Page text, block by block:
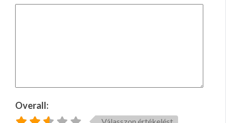
Overall:
Válasszon értékelést